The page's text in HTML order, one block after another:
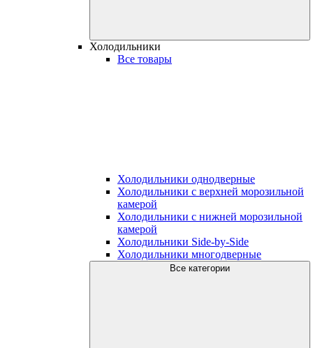
Холодильники
Все товары
Холодильники однодверные
Холодильники с верхней морозильной
камерой
Холодильники с нижней морозильной
камерой
Холодильники Side-by-Side
Холодильники многодверные
Все категории